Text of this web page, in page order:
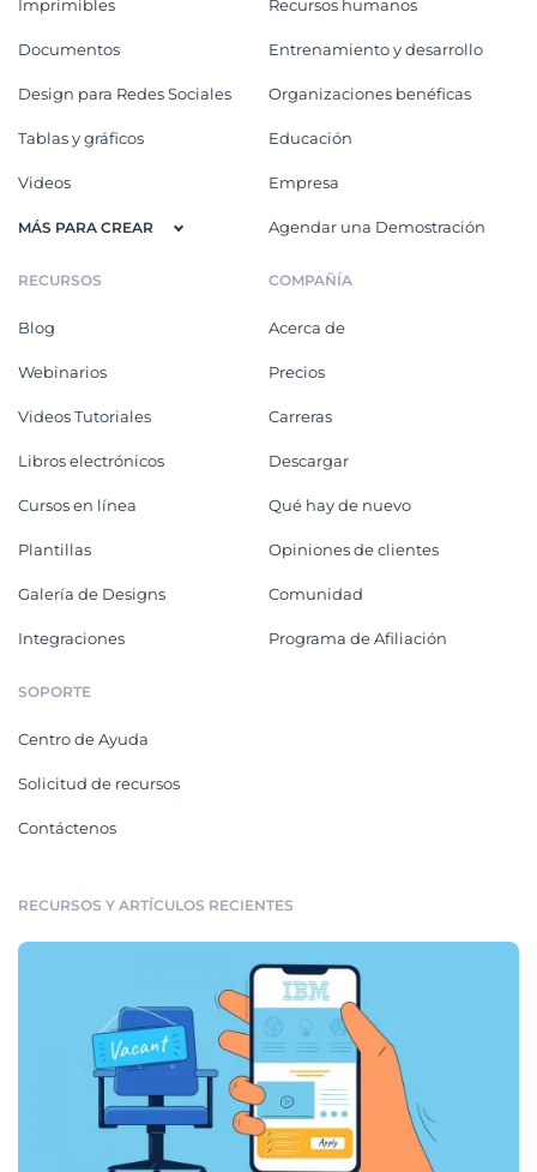
Imprimibles
Documentos
Design para Redes Sociales
Tablas y gráficos
Videos
MÁS PARA CREAR
Recursos humanos
Entrenamiento y desarrollo
Organizaciones benéficas
Educación
Empresa
Agendar una Demostración
RECURSOS
Blog
Webinarios
Videos Tutoriales
Libros electrónicos
Cursos en línea
Plantillas
Galería de Designs
Integraciones
COMPAÑÍA
Acerca de
Precios
Carreras
Descargar
Qué hay de nuevo
Opiniones de clientes
Comunidad
Programa de Afiliación
SOPORTE
Centro de Ayuda
Solicitud de recursos
Contáctenos
RECURSOS Y ARTÍCULOS RECIENTES